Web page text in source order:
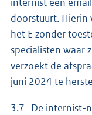
doorstuurt. Hierin
het E zonder
specialisten waar
verzoekt de
juni 2024 te
3.7 De internist-